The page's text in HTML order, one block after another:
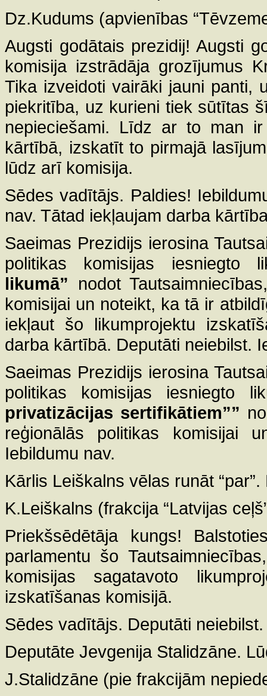
Dz.Kudums (apvienības
Augsti godātais prezidij! Augsti
komisija izstrādāja grozījumus
Tika izveidoti vairāki jauni
piekritība, uz kurieni tiek sūtītas
nepieciešami. Līdz ar to man
kārtībā, izskatīt to pirmajā
lūdz arī komisija.
Sēdes vadītājs. Paldies!
nav. Tātad iekļaujam darba
Saeimas Prezidijs ierosina
politikas komisijas iesniegto
likumā” nodot
komisijai un noteikt, ka tā ir
iekļaut šo likumprojektu
darba kārtībā. Deputāti neiebilst.
Saeimas Prezidijs ierosina
politikas komisijas iesniegto
privatizācijas sertifikātiem””
reģionālās politikas komisijai
Iebildumu nav.
Kārlis Leiškalns vēlas runāt “par”.
K.Leiškalns (frakcija “Latvijas
Priekšsēdētāja kungs!
parlamentu šo
komisijas sagatavoto
izskatīšanas komisijā.
Sēdes vadītājs. Deputāti
Deputāte Jevgenija Stalidzāne.
J.Stalidzāne (pie frakcijām